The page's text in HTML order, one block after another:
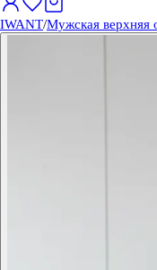
IWANT/Мужская верхняя